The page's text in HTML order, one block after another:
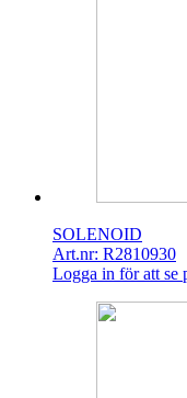
SOLENOID
Art.nr: R2810930
Logga in för att se